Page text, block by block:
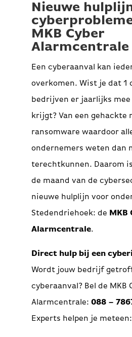
Nieuwe
MKB Cyber
Alarmcentrale
Een cyberaanval kan
overkomen. Wist je dat 1
bedrijven er jaarlijks mee
krijgt? Van een gehackte
ransomware waardoor
ondernemers weten dan
terechtkunnen. Daarom
de maand van de
nieuwe hulplijn voor
Stedendriehoek: de MKB
Alarmcentrale.
Direct hulp bij een
Wordt jouw bedrijf
cyberaanval? Bel de MKB
Alarmcentrale:088 –
Experts helpen je meteen: